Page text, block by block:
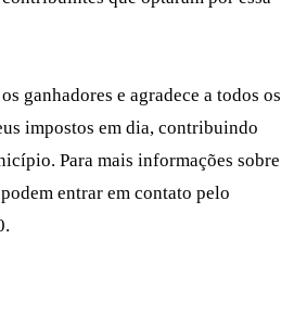
ganhadores e agradece a todos os
impostos em dia, contribuindo
Para mais informações sobre
entrar em contato pelo